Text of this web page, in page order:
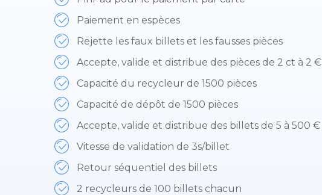
Paiement en espèces
Rejette les faux billets et les fausses pièces
Accepte, valide et distribue des pièces de 2 ct à 2 €
Capacité du recycleur de 1500 pièces
Capacité de dépôt de 1500 pièces
Accepte, valide et distribue des billets de 5 à 500 €
Vitesse de validation de 3s/billet
Retour séquentiel des billets
2 recycleurs de 100 billets chacun